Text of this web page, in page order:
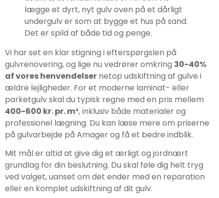
lægge et dyrt, nyt gulv oven på et dårligt
undergulv er som at bygge et hus på sand.
Det er spild af både tid og penge.
Vi har set en klar stigning i efterspørgslen på
gulvrenovering, og lige nu vedrører omkring 30-40%
af vores henvendelser netop udskiftning af gulve i
ældre lejligheder. For et moderne laminat- eller
parketgulv skal du typisk regne med en pris mellem
400-600 kr. pr. m², inklusiv både materialer og
professionel lægning. Du kan læse mere om priserne
på gulvarbejde på Amager og få et bedre indblik.
Mit mål er altid at give dig et ærligt og jordnært
grundlag for din beslutning. Du skal føle dig helt tryg
ved valget, uanset om det ender med en reparation
eller en komplet udskiftning af dit gulv.